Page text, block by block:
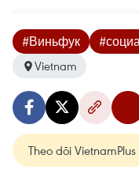
#Виньфук
Vietnam
Theo dõi VietnamPlus